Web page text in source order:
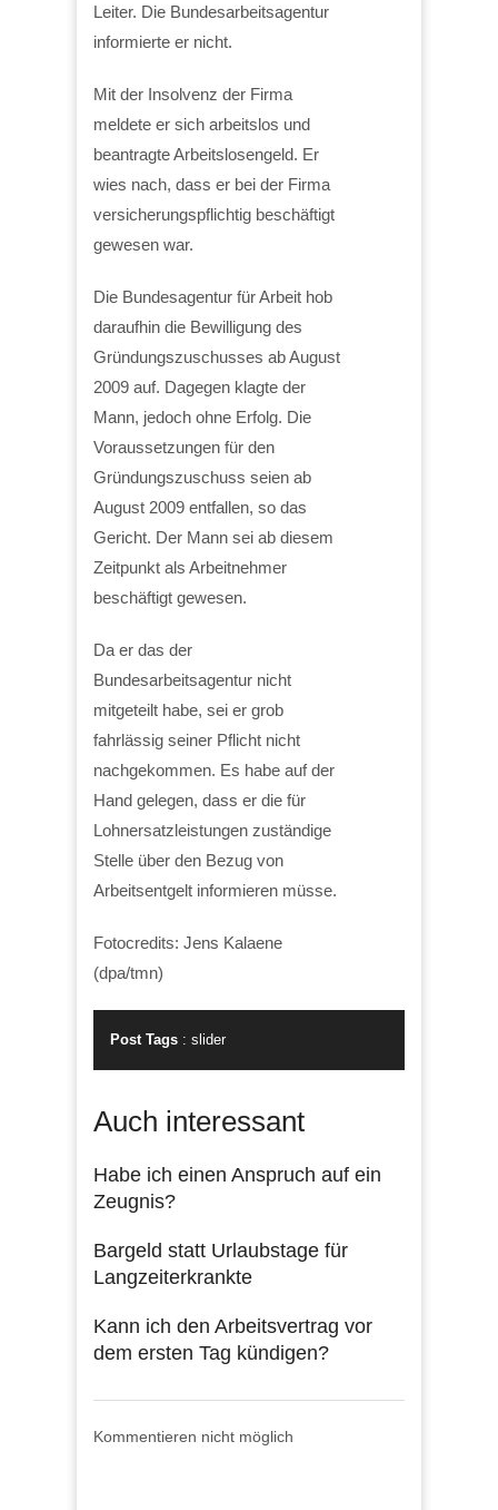
Leiter. Die Bundesarbeitsagentur
informierte er nicht.
Mit der Insolvenz der Firma
meldete er sich arbeitslos und
beantragte Arbeitslosengeld. Er
wies nach, dass er bei der Firma
versicherungspflichtig beschäftigt
gewesen war.
Die Bundesagentur für Arbeit hob
daraufhin die Bewilligung des
Gründungszuschusses ab August
2009 auf. Dagegen klagte der
Mann, jedoch ohne Erfolg. Die
Voraussetzungen für den
Gründungszuschuss seien ab
August 2009 entfallen, so das
Gericht. Der Mann sei ab diesem
Zeitpunkt als Arbeitnehmer
beschäftigt gewesen.
Da er das der
Bundesarbeitsagentur nicht
mitgeteilt habe, sei er grob
fahrlässig seiner Pflicht nicht
nachgekommen. Es habe auf der
Hand gelegen, dass er die für
Lohnersatzleistungen zuständige
Stelle über den Bezug von
Arbeitsentgelt informieren müsse.
Fotocredits: Jens Kalaene
(dpa/tmn)
Post Tags : slider
Auch interessant
Habe ich einen Anspruch auf ein
Zeugnis?
Bargeld statt Urlaubstage für
Langzeiterkrankte
Kann ich den Arbeitsvertrag vor
dem ersten Tag kündigen?
Kommentieren nicht möglich